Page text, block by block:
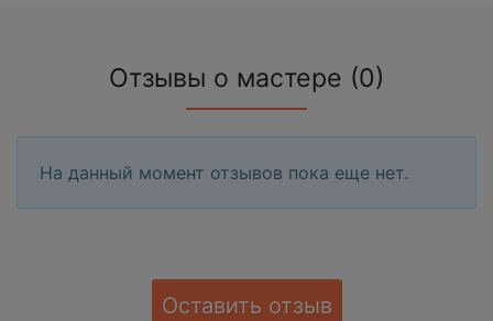
Отзывы о мастере (0)
На данный момент отзывов пока еще нет.
Оставить отзыв